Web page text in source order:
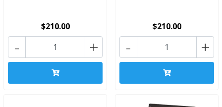
$210.00
+
-
$210.00
+
-